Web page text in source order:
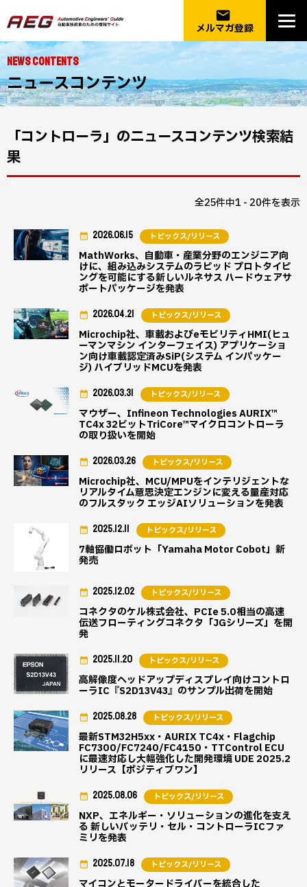
email
メルマガ登録
NEWS CONTENTS
ニュースコンテンツ
「コントローラ」のニュースコンテンツ検索結
果
全25件中1 - 20件を表示
MathWorks、自動車・産業分野のエンジニア向
けに、組み込みシステムのラピッド プロトタイピ
ングを可能にする新しいルネサス ハードウェアサ
ポートパッケージを発表
2026.06.15 トピックス/リリース
Microchip社、車載およびeモビリティHMI(ヒュ
ーマンマシン インターフェイス) アプリケーショ
ン向け車載認定済みSiP(システム インパッケー
ジ) ハイブリッドMCUを発表
2026.04.21 トピックス/リリース
マウザー、Infineon Technologies AURIX™
TC4x 32ビットTriCore™マイクロコントローラ
の取り扱いを開始
2026.03.31 トピックス/リリース
Microchip社、MCU/MPUをインテリジェントな
リアルタイム意思決定エンジンに変える量産対応
のフルスタック エッジAIソリューションを発表
2026.03.26 トピックス/リリース
7軸協働ロボット「Yamaha Motor Cobot」新
発売
2025.12.11 トピックス/リリース
コネクタのケル株式会社、PCIe 5.0相当の高速
伝送フローティングコネクタ「JGシリーズ」を開
発
2025.12.02 トピックス/リリース
高解像度ヘッドアップディスプレイ向けコントロ
ーラIC『S2D13V43』のサンプル出荷を開始
2025.11.20 トピックス/リリース
最新STM32H5xx・AURIX TC4x・Flagchip
FC7300/FC7240/FC4150・TTControl ECU
に最速対応し大幅強化した開発環境 UDE 2025.2
リリース【ポジティブワン】
2025.08.28 トピックス/リリース
NXP、エネルギー・ソリューションの進化を支え
る 新しいバッテリ・セル・コントローラICファ
ミリを発表
2025.08.06 トピックス/リリース
マイコンとモータードライバーを統合した
2025.07.18 トピックス/リリース